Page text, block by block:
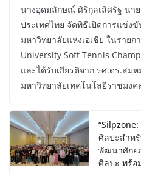
นางอุดมลักษณ์ ศิริกุลเลิศรัฐ นา
ประเทศไทย จัดพิธีเปิดการแข่
มหาวิทยาลัยแห่งเอเชีย ในรายก
University Soft Tennis
และได้รับเกียรติจาก รศ.ดร.สม
มหาวิทยาลัยเทคโนโลยีราชมง
ศิลปะสำห
พัฒนาศักย
ศิลปะ พร้อ